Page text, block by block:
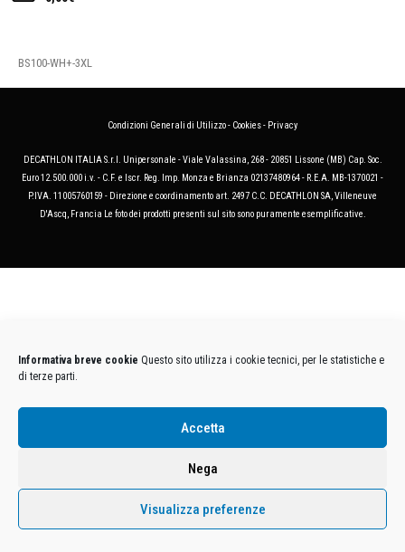
Informativa breve cookie Questo sito utilizza i cookie tecnici, per le statistiche e
di terze parti.
Accetta
Nega
Visualizza preferenze
BS100-WH+-3XL
Condizioni Generali di Utilizzo- Cookies- Privacy
DECATHLON ITALIA S.r.l. Unipersonale - Viale Valassina, 268 - 20851 Lissone (MB) Cap. Soc.
Euro 12.500.000 i.v. - C.F. e Iscr. Reg. Imp. Monza e Brianza 02137480964 - R.E.A. MB-1370021 -
P.IVA. 11005760159 - Direzione e coordinamento art. 2497 C.C. DECATHLON SA, Villeneuve
D'Ascq, Francia Le foto dei prodotti presenti sul sito sono puramente esemplificative.